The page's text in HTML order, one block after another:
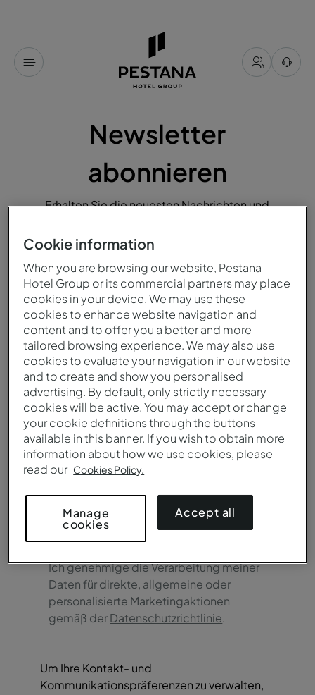
Newsletter
abonnieren
Erhalten Sie die neuesten Nachrichten und
indem Sie unseren Newsletter abonnieren.
Ich genehmige die Verarbeitung meiner
Daten für direkte, allgemeine oder
personalisierte Marketingaktionen
gemäß derDatenschutzrichtlinie.
Um Ihre Kontakt- und
Kommunikationspräferenzen zu verwalten,
Cookie information
When you are browsing our website, Pestana
Hotel Group or its commercial partners may place
cookies in your device. We may use these
cookies to enhance website navigation and
content and to offer you a better and more
tailored browsing experience. We may also use
cookies to evaluate your navigation in our website
and to create and show you personalised
advertising. By default, only strictly necessary
cookies will be active. You may accept or change
your cookie definitions through the buttons
available in this banner. If you wish to obtain more
information about how we use cookies, please
read our Cookies Policy.
Manage
cookies
Accept all